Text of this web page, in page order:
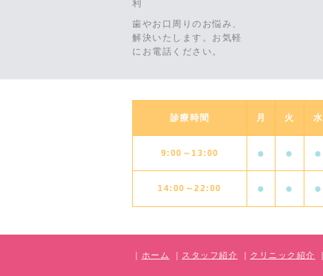
利
歯やお口周りのお悩み、
解決いたします。お気軽
にお電話ください。
診療時間 月 火 水
9:00～13:00 ● ● ●
14:00～22:00 ● ● ●
ホーム スタッフ紹介 クリニック紹介